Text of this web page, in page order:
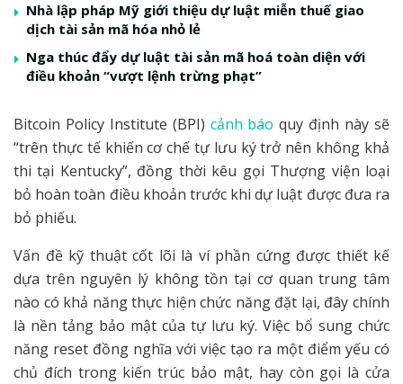
Nhà lập pháp Mỹ giới thiệu dự luật miễn thuế giao
dịch tài sản mã hóa nhỏ lẻ
Nga thúc đẩy dự luật tài sản mã hoá toàn diện với
điều khoản “vượt lệnh trừng phạt”
Bitcoin Policy Institute (BPI) cảnh báo quy định này sẽ
“trên thực tế khiến cơ chế tự lưu ký trở nên không khả
thi tại Kentucky”, đồng thời kêu gọi Thượng viện loại
bỏ hoàn toàn điều khoản trước khi dự luật được đưa ra
bỏ phiếu.
Vấn đề kỹ thuật cốt lõi là ví phần cứng được thiết kế
dựa trên nguyên lý không tồn tại cơ quan trung tâm
nào có khả năng thực hiện chức năng đặt lại, đây chính
là nền tảng bảo mật của tự lưu ký. Việc bổ sung chức
năng reset đồng nghĩa với việc tạo ra một điểm yếu có
chủ đích trong kiến trúc bảo mật, hay còn gọi là cửa